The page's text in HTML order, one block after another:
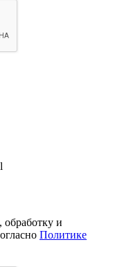
и
Политике